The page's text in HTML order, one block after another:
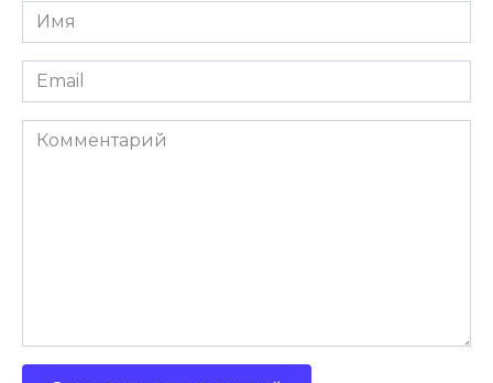
Имя
*
Email
*
Комментарий